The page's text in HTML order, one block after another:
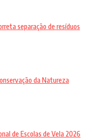
separação de resíduos
da Natureza
de Escolas de Vela 2026